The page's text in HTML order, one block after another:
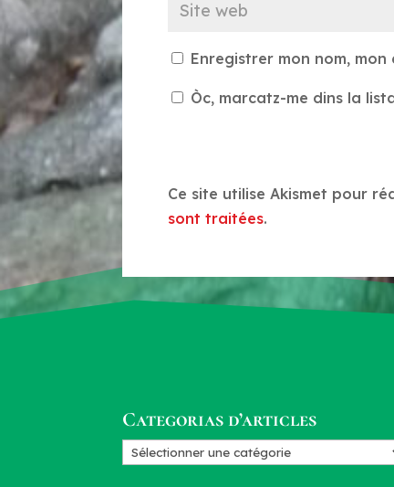
Enregistrer mon nom,
Òc, marcatz-me dins la
Ce site utilise Akismet pour
sont traitées.
Categorias d’articles
Categorias